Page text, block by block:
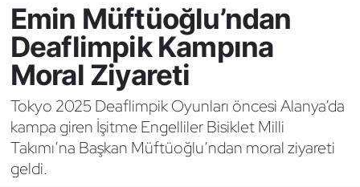
Emin Müftüoğlu’ndan
Deaflimpik Kampına
Moral Ziyareti
Tokyo 2025 Deaflimpik Oyunları öncesi Alanya’da
kampa giren İşitme Engelliler Bisiklet Milli
Takımı’na Başkan Müftüoğlu’ndan moral ziyareti
geldi.
Binicilik
Bisiklet
Bocce Bowling Dart
Boks
Briç